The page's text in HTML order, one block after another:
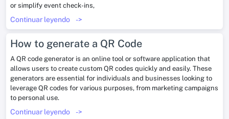
or simplify event check-ins,
Continuar leyendo ->
How to generate a QR Code
A QR code generator is an online tool or software application that
allows users to create custom QR codes quickly and easily. These
generators are essential for individuals and businesses looking to
leverage QR codes for various purposes, from marketing campaigns
to personal use.
Continuar leyendo ->